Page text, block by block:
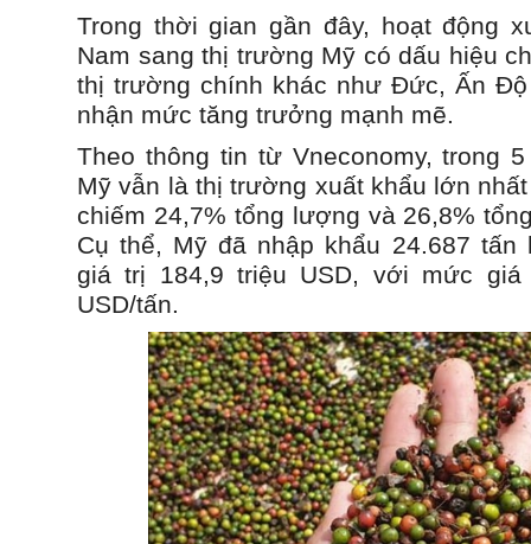
Trong thời gian gần đây, hoạt động
Nam sang thị trường Mỹ có dấu hiệu
thị trường chính khác như Đức, Ấn
nhận mức tăng trưởng mạnh mẽ.
Theo thông tin từ Vneconomy, trong
Mỹ vẫn là thị trường xuất khẩu lớn
chiếm 24,7% tổng lượng và 26,8%
Cụ thể, Mỹ đã nhập khẩu 24.687
giá trị 184,9 triệu USD, với mức giá
USD/tấn.